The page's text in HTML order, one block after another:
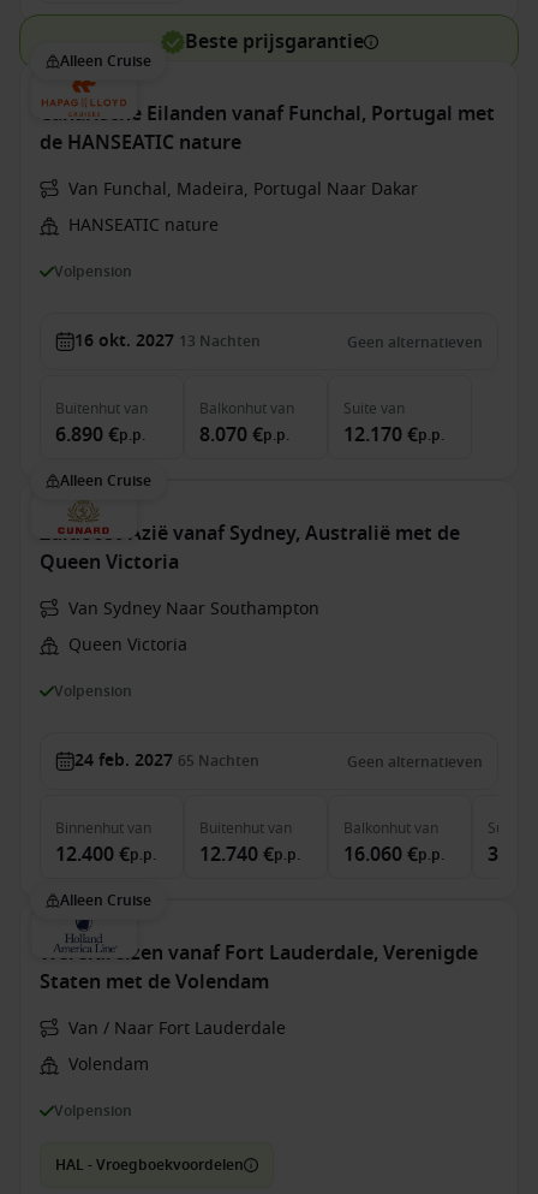
Beste prijsgarantie
Alleen Cruise
Canarische Eilanden vanaf Funchal, Portugal met
de HANSEATIC nature
Van Funchal, Madeira, Portugal Naar Dakar
HANSEATIC nature
Volpension
16 okt. 2027 13 Nachten Geen alternatieven
Buitenhutvan
6.890 €p.p.
Balkonhutvan
8.070 €p.p.
Suite van
12.170 €p.p.
Alleen Cruise
Zuidoost-Azië vanaf Sydney, Australië met de
Queen Victoria
Van Sydney Naar Southampton
Queen Victoria
Volpension
24 feb. 2027 65 Nachten Geen alternatieven
Binnenhutvan
12.400 €p.p.
Buitenhutvan
12.740 €p.p.
Balkonhutvan
16.060 €p.p.
Suite
Alleen Cruise
Wereldreizen vanaf Fort Lauderdale, Verenigde
Staten met de Volendam
Van / Naar Fort Lauderdale
Volendam
Volpension
HAL - Vroegboekvoordelen